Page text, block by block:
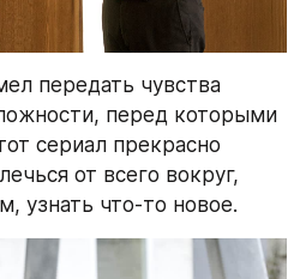
передать чувства
перед которыми
сериал прекрасно
от всего вокруг,
узнать что-то новое.